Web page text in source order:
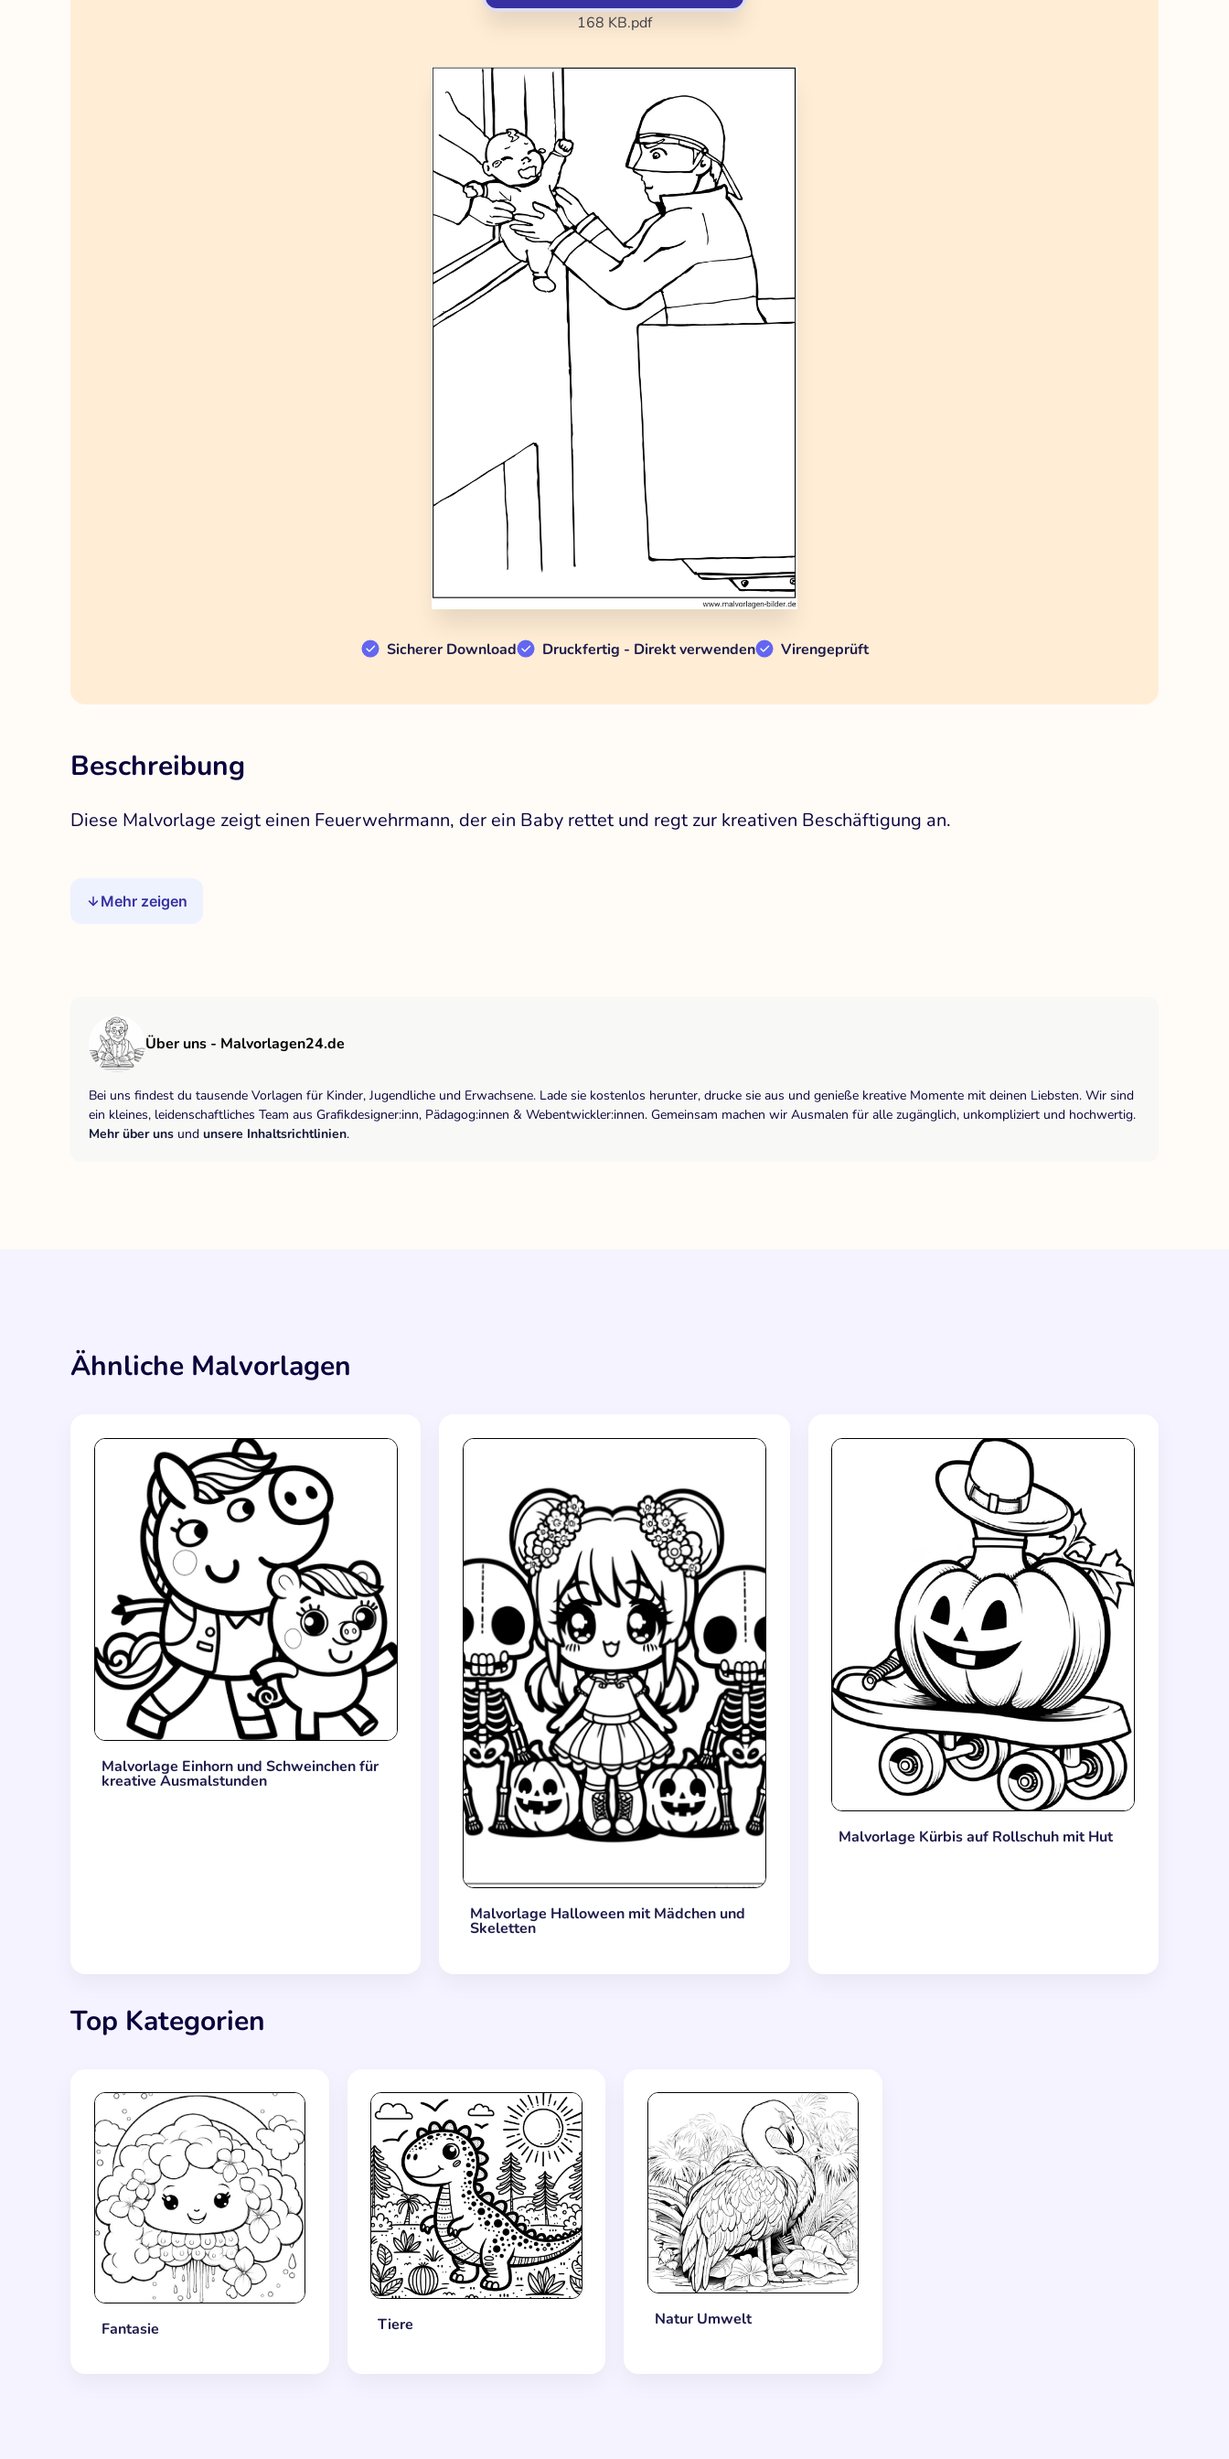
168 KB.pdf
Sicherer Download Druckfertig - Direkt verwenden Virengeprüft
Beschreibung
Diese Malvorlage zeigt einen Feuerwehrmann, der ein Baby rettet und regt zur kreativen Beschäftigung an.
Mehr zeigen
Über uns - Malvorlagen24.de
Bei uns findest du tausende Vorlagen für Kinder, Jugendliche und Erwachsene. Lade sie kostenlos herunter, drucke sie aus und genieße kreative Momente mit deinen Liebsten. Wir sind
ein kleines, leidenschaftliches Team aus Grafikdesigner:inn, Pädagog:innen & Webentwickler:innen. Gemeinsam machen wir Ausmalen für alle zugänglich, unkompliziert und hochwertig.
Mehr über uns und unsere Inhaltsrichtlinien.
Ähnliche Malvorlagen
Malvorlage Einhorn und Schweinchen für
kreative Ausmalstunden
Malvorlage Halloween mit Mädchen und
Skeletten
Malvorlage Kürbis auf Rollschuh mit Hut
Top Kategorien
Fantasie Tiere Natur Umwelt